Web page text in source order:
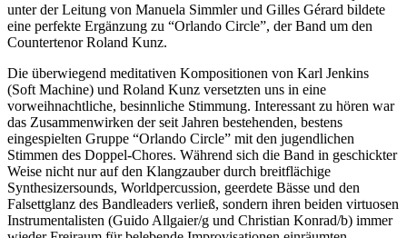
unter der Leitung von Manuela Simmler und Gilles Gérard bildete
eine perfekte Ergänzung zu “Orlando Circle”, der Band um den
Countertenor Roland Kunz.
Die überwiegend meditativen Kompositionen von Karl Jenkins
(Soft Machine) und Roland Kunz versetzten uns in eine
vorweihnachtliche, besinnliche Stimmung. Interessant zu hören war
das Zusammenwirken der seit Jahren bestehenden, bestens
eingespielten Gruppe “Orlando Circle” mit den jugendlichen
Stimmen des Doppel-Chores. Während sich die Band in geschickter
Weise nicht nur auf den Klangzauber durch breitflächige
Synthesizersounds, Worldpercussion, geerdete Bässe und den
Falsettglanz des Bandleaders verließ, sondern ihren beiden virtuosen
Instrumentalisten (Guido Allgaier/g und Christian Konrad/b) immer